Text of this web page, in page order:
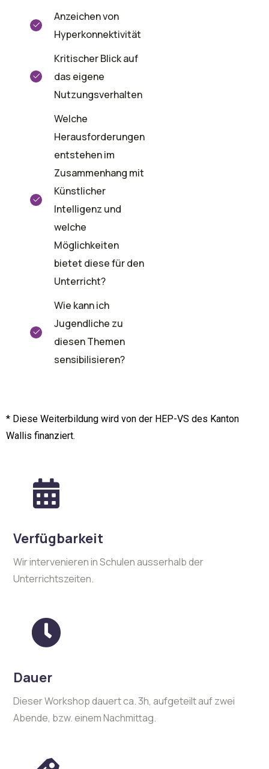
Anzeichen von
Hyperkonnektivität
Kritischer Blick auf
das eigene
Nutzungsverhalten
Welche
Herausforderungen
entstehen im
Zusammenhang mit
Künstlicher
Intelligenz und
welche
Möglichkeiten
bietet diese für den
Unterricht?
Wie kann ich
Jugendliche zu
diesen Themen
sensibilisieren?
* Diese Weiterbildung wird von der HEP-VS des Kanton
Wallis finanziert.
Verfügbarkeit
Wir intervenieren in Schulen ausserhalb der
Unterrichtszeiten.
Dauer
Dieser Workshop dauert ca. 3h, aufgeteilt auf zwei
Abende, bzw. einem Nachmittag.